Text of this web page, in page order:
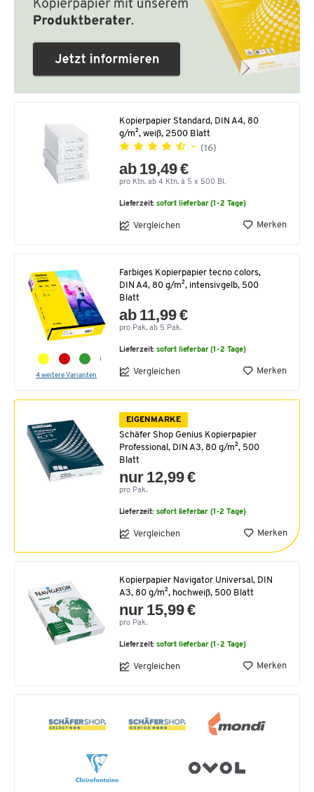
Kopierpapier Standard, DIN A4, 80
g/m², weiß, 2500 Blatt
(16)
ab 19,49 €
pro Ktn. ab 4 Ktn. à 5 x 500 Bl.
Lieferzeit:sofort lieferbar (1-2 Tage)
Vergleichen Merken
4 weitere Varianten
Farbiges Kopierpapier tecno colors,
DIN A4, 80 g/m², intensivgelb, 500
Blatt
ab 11,99 €
pro Pak. ab 5 Pak.
Lieferzeit:sofort lieferbar (1-2 Tage)
Vergleichen Merken
EIGENMARKE
Schäfer Shop Genius Kopierpapier
Professional, DIN A3, 80 g/m², 500
Blatt
nur 12,99 €
pro Pak.
Lieferzeit: sofort lieferbar (1-2 Tage)
Vergleichen Merken
Kopierpapier Navigator Universal, DIN
A3, 80 g/m², hochweiß, 500 Blatt
nur 15,99 €
pro Pak.
Lieferzeit:sofort lieferbar (1-2 Tage)
Vergleichen Merken